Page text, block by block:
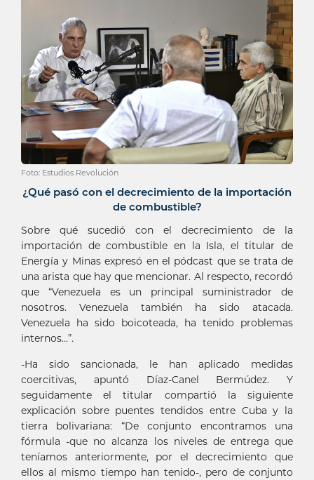
Foto: Estudios Revolución
¿Qué pasó con el decrecimiento de la importación
de combustible?
Sobre qué sucedió con el decrecimiento de la
importación de combustible en la Isla, el titular de
Energía y Minas expresó en el pódcast que se trata de
una arista que hay que mencionar. Al respecto, recordó
que “Venezuela es un principal suministrador de
nosotros. Venezuela también ha sido atacada.
Venezuela ha sido boicoteada, ha tenido problemas
internos…”.
-Ha sido sancionada, le han aplicado medidas
coercitivas, apuntó Díaz-Canel Bermúdez. Y
seguidamente el titular compartió la siguiente
explicación sobre puentes tendidos entre Cuba y la
tierra bolivariana: “De conjunto encontramos una
fórmula -que no alcanza los niveles de entrega que
teníamos anteriormente, por el decrecimiento que
ellos al mismo tiempo han tenido-, pero de conjunto